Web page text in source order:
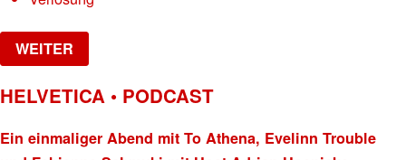
WEITER
HELVETICA • PODCAST
Ein einmaliger Abend mit To Athena, Evelinn Trouble